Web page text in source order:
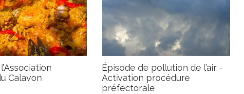
Calavon
Épisode de pollution de l’air -
Activation procédure
préfectorale